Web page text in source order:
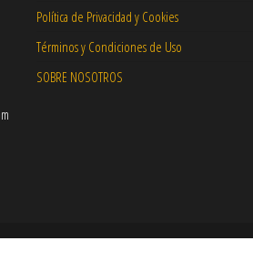
Política de Privacidad y Cookies
Términos y Condiciones de Uso
SOBRE NOSOTROS